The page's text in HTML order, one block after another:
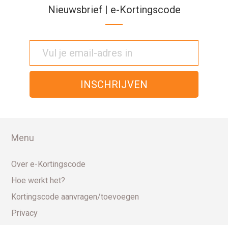
Nieuwsbrief | e-Kortingscode
Menu
Over e-Kortingscode
Hoe werkt het?
Kortingscode aanvragen/toevoegen
Privacy